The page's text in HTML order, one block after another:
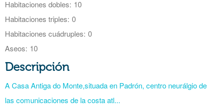
Habitaciones dobles: 10
Habitaciones triples: 0
Habitaciones cuádruples: 0
Aseos: 10
Descripción
A Casa Antiga do Monte,situada en Padrón, centro neurálgio de
las comunicaciones de la costa atl...